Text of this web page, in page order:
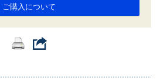
ご購入について